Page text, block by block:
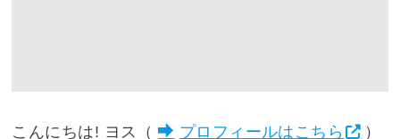
こんにちは! ヨス（ プロフィールはこちら
）